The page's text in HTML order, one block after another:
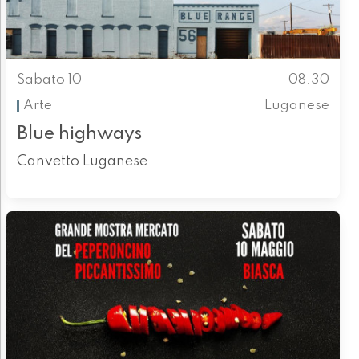
Sabato 10
08.30
Arte
Luganese
Blue highways
Canvetto Luganese